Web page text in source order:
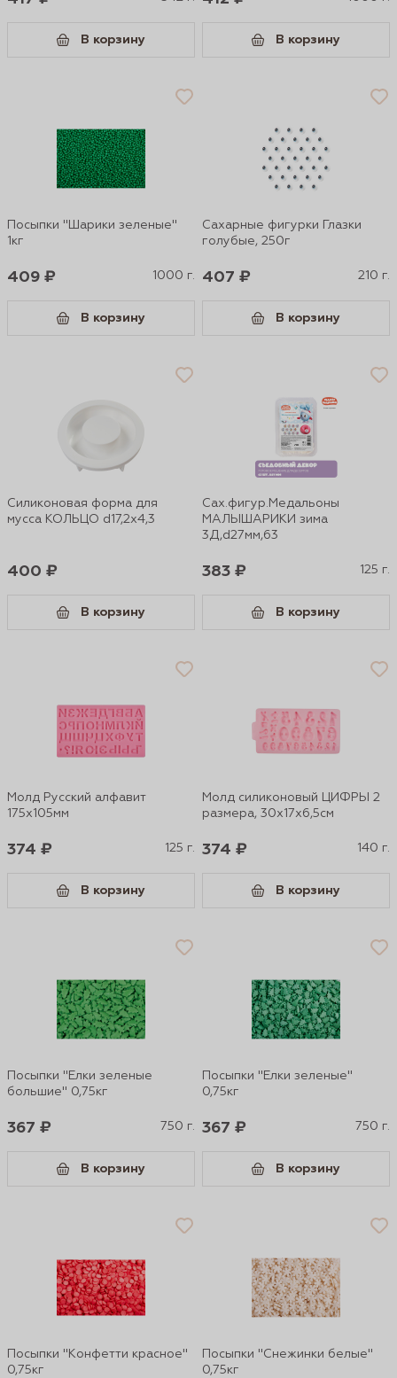
В корзину В корзину
Посыпки "Шарики зеленые"
1кг
409 ₽ 1000 г.
В корзину
Сахарные фигурки Глазки
голубые, 250г
407 ₽ 210 г.
В корзину
Силиконовая форма для
мусса КОЛЬЦО d17,2х4,3
400 ₽
В корзину
Сах.фигур.Медальоны
МАЛЫШАРИКИ зима
3Д,d27мм,63
383 ₽ 125 г.
В корзину
Молд Русский алфавит
175х105мм
374 ₽ 125 г.
В корзину
Молд силиконовый ЦИФРЫ 2
размера, 30х17х6,5см
374 ₽ 140 г.
В корзину
Посыпки "Елки зеленые
большие" 0,75кг
367 ₽ 750 г.
В корзину
Посыпки "Елки зеленые"
0,75кг
367 ₽ 750 г.
В корзину
Посыпки "Конфетти красное"
0,75кг
Посыпки "Снежинки белые"
0,75кг